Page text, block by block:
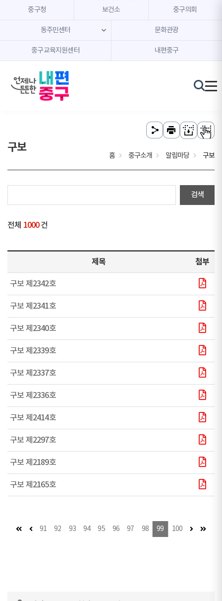
본문 내용 바로가기
주메뉴 바로가기
중구청 보건소 중구의회
동주민센터 문화관광
중구교육지원센터 내편중구
구보
홈 중구소개 알림마당 구보
전체 1000건
제목 첨부
구보 제2342호
구보 제2341호
구보 제2340호
구보 제2339호
구보 제2337호
구보 제2336호
구보 제2414호
구보 제2297호
구보 제2189호
구보 제2165호
첫 페이지
이전 페이지
91 92 93 94 95 96 97 98 99 100 다음 페이
마지